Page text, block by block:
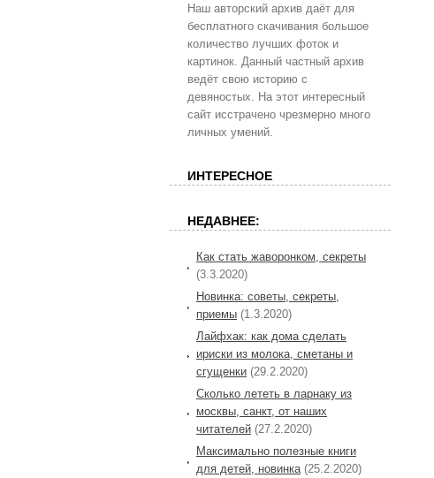
Наш авторский архив даёт для
бесплатного скачивания большое
количество лучших фоток и
картинок. Данный частный архив
ведёт свою историю с
девяностых. На этот интересный
сайт исстрачено чрезмерно много
личных умений.
ИНТЕРЕСНОЕ
НЕДАВНЕЕ:
Как стать жаворонком, секреты
(3.3.2020)
Новинка: советы, секреты,
приемы (1.3.2020)
Лайфхак: как дома сделать
ириски из молока, сметаны и
сгущенки (29.2.2020)
Сколько лететь в ларнаку из
москвы, санкт, от наших
читателей (27.2.2020)
Максимально полезные книги
для детей, новинка (25.2.2020)